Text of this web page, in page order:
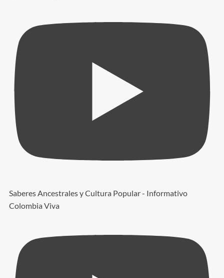
Saberes Ancestrales y Cultura Popular - Informativo
Colombia Viva